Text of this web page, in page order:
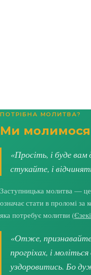
ПОТРІБНА МОЛИТВА?
Ми молимося
«Просіть, і буде
стукайте, і
Заступницька молитва —
означає стати в проломі
яка потребує молитви (
«Отже,
прогріхах, і
уздоровитись. Бо